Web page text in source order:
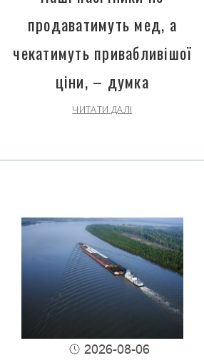
продаватимуть мед, а
чекатимуть привабливішої
ціни, – думка
ЧИТАТИ ДАЛІ
2026-08-06